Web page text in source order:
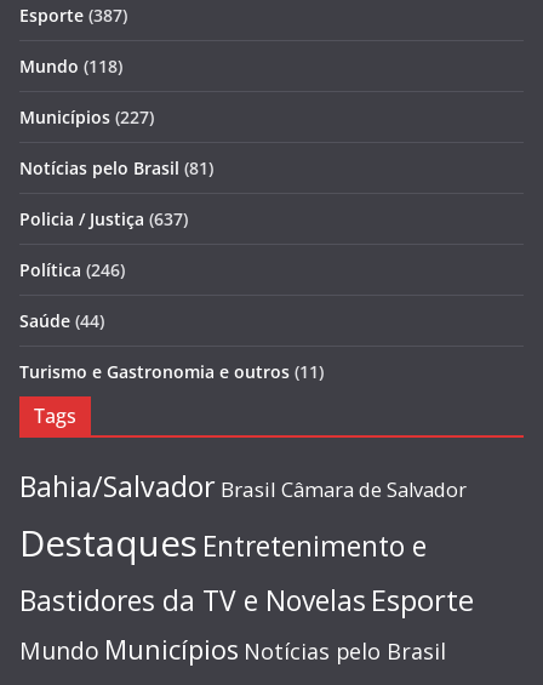
Esporte (387)
Mundo (118)
Municípios (227)
Notícias pelo Brasil (81)
Policia / Justiça (637)
Política (246)
Saúde (44)
Turismo e Gastronomia e outros (11)
Tags
Bahia/Salvador Brasil Câmara de Salvador
Destaques Entretenimento e
Bastidores da TV e Novelas Esporte
Mundo Municípios Notícias pelo Brasil